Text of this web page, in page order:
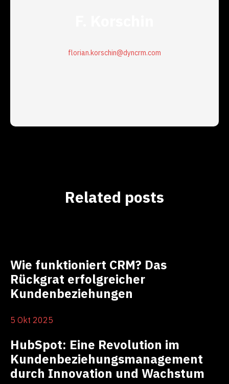
florian.korschin@dyncrm.com
Related posts
Wie funktioniert CRM? Das
Rückgrat erfolgreicher
Kundenbeziehungen
5 Okt 2025
HubSpot: Eine Revolution im
Kundenbeziehungsmanagement
durch Innovation und Wachstum